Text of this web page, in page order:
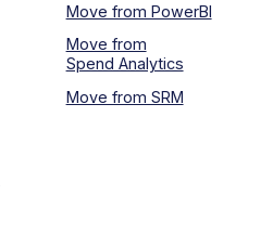
Move from PowerBI
Move from
Spend Analytics
Move from SRM